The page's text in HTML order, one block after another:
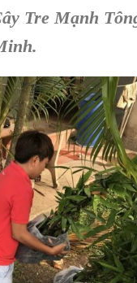
Tre Mạnh